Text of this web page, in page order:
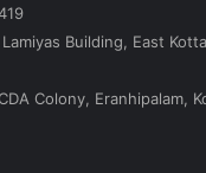
Building, East
Colony, Eranhipalam,